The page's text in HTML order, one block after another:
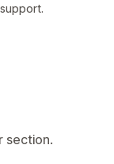
section.